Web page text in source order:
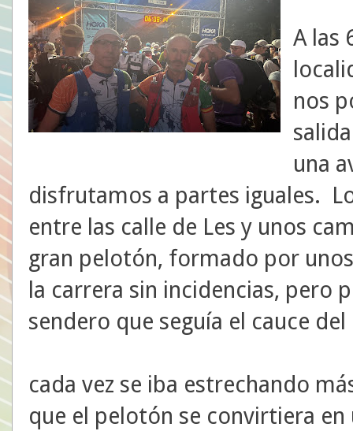
A las
nos
una
disfrutamos a partes iguales.
entre las calle de Les y unos
gran pelotón, formado por
la carrera sin incidencias, pero
sendero que seguía el cauce
cada vez se iba estrechando
que el pelotón se convirtiera en